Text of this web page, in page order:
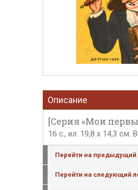
Описание
[Серия «Мои
16 с., ил. 19,8 х 14,3
Перейти на предыдущий
Перейти на следующий